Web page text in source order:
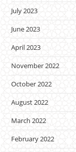
July 2023
June 2023
April 2023
November 2022
October 2022
August 2022
March 2022
February 2022